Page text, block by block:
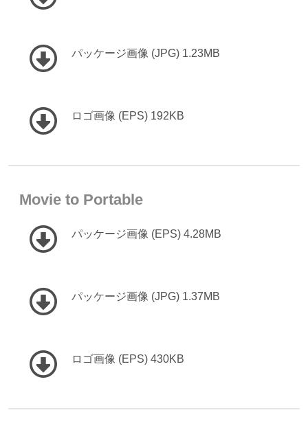
パッケージ画像 (JPG) 1.23MB
ロゴ画像 (EPS) 192KB
Movie to Portable
パッケージ画像 (EPS) 4.28MB
パッケージ画像 (JPG) 1.37MB
ロゴ画像 (EPS) 430KB